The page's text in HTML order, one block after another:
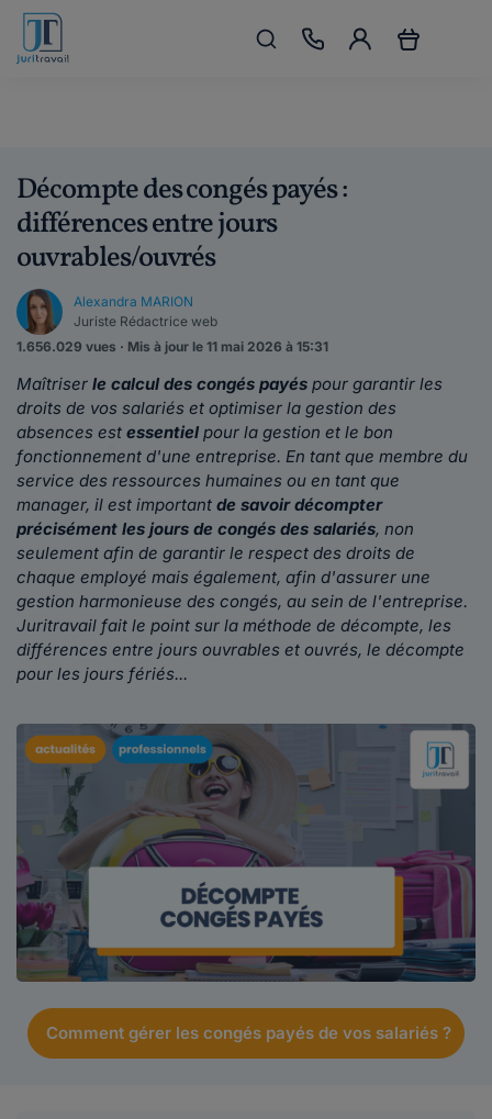
Décompte des congés payés :
différences entre jours
ouvrables/ouvrés
Alexandra MARION
Juriste Rédactrice web
1.656.029 vues · Mis à jour le 11 mai 2026 à 15:31
Maîtriser le calcul des congés payés pour garantir les
droits de vos salariés et optimiser la gestion des
absences est essentiel pour la gestion et le bon
fonctionnement d'une entreprise. En tant que membre du
service des ressources humaines ou en tant que
manager, il est important de savoir décompter
précisément les jours de congés des salariés, non
seulement afin de garantir le respect des droits de
chaque employé mais également, afin d'assurer une
gestion harmonieuse des congés, au sein de l'entreprise.
Juritravail fait le point sur la méthode de décompte, les
différences entre jours ouvrables et ouvrés, le décompte
pour les jours fériés...
Comment gérer les congés payés de vos salariés ?